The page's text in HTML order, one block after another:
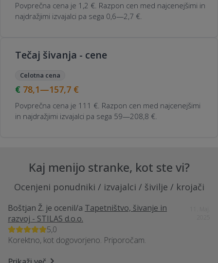
Povprečna cena je 1,2 €. Razpon cen med najcenejšimi in
najdražjimi izvajalci pa sega 0,6—2,7 €.
Tečaj šivanja - cene
Celotna cena
78,1—157,7 €
Povprečna cena je 111 €. Razpon cen med najcenejšimi
in najdražjimi izvajalci pa sega 59—208,8 €.
Kaj menijo stranke, kot ste vi?
Ocenjeni ponudniki / izvajalci / šivilje / krojači
Boštjan Ž. je ocenil/a Tapetništvo, šivanje in
razvoj - STILAS d.o.o.
5,0
Korektno, kot dogovorjeno. Priporočam.